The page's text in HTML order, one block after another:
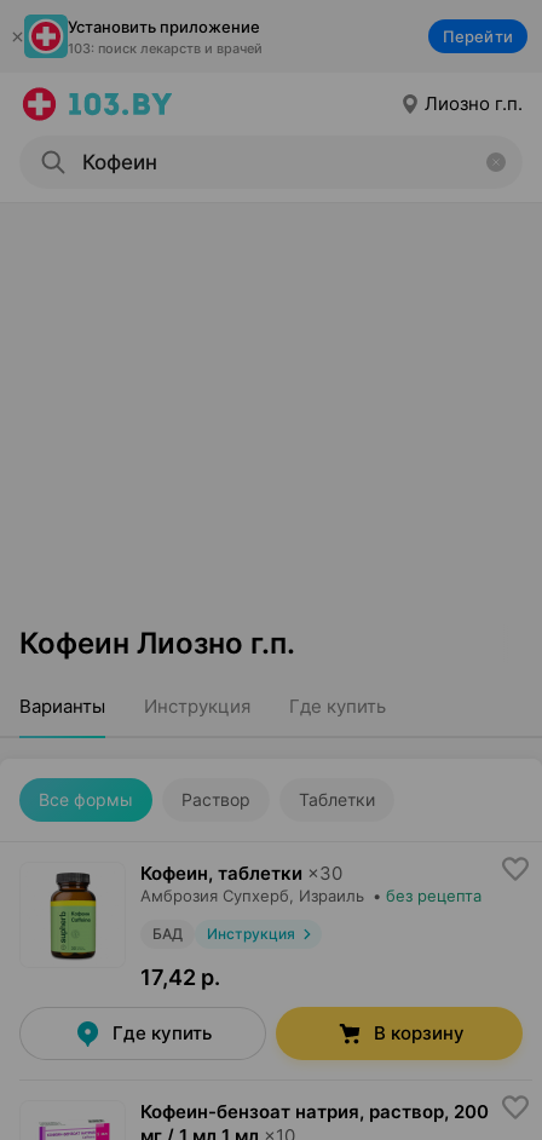
Установить приложение
103: поиск лекарств и врачей
Перейти
Лиозно г.п.
Кофеин Лиозно г.п.
Варианты Инструкция Где купить
Все формы Раствор Таблетки
Кофеин, таблетки ×30
Амброзия Супхерб , Израиль • без рецепта
БАД Инструкция
17,42 р.
Где купить В корзину
Кофеин-бензоат натрия, раствор, 200